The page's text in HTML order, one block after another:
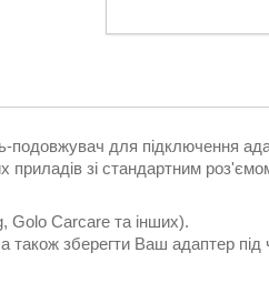
подовжувач для підключення
приладів зі стандартним
Golo Carcare та інших).
також зберегти Ваш адаптер під